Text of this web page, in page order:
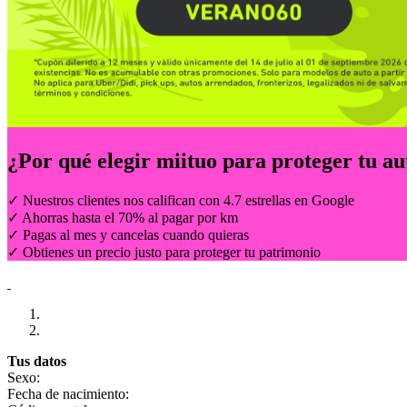
¿Por qué elegir miituo para proteger tu
✓ Nuestros clientes nos califican con 4.7 estrellas en Google
✓ Ahorras hasta el 70% al pagar por km
✓ Pagas al mes y cancelas cuando quieras
✓ Obtienes un precio justo para proteger tu patrimonio
Tus datos
Sexo:
Fecha de nacimiento: